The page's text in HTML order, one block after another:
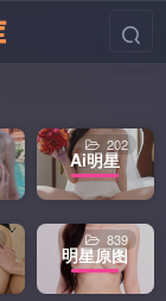
Ai明星
202
明星原图
839